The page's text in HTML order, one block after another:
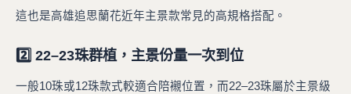
這也是高雄追思蘭花近年主景款常見的高規格搭配。
2️⃣ 22–23珠群植，主景份量一次到位
一般10珠或12珠款式較適合陪襯位置，而22–23珠屬於主景級